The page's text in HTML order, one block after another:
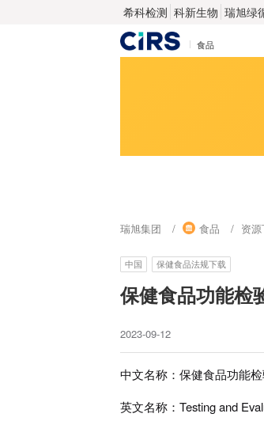
希科检测 科新生物 瑞旭绿
食品
瑞旭集团 食品 资
中国 保健食品法规下载
保健食品功能检
2023-09-12
中文名称：保健食品功能
英文名称： Testing and